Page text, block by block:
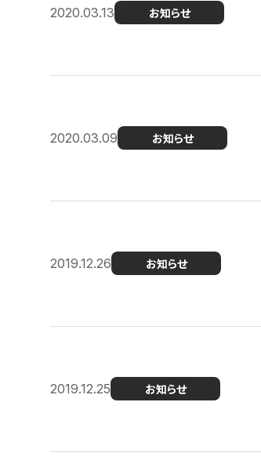
2020.03.13 お知らせ
2020.03.09 お知らせ
2019.12.26 お知らせ
2019.12.25 お知らせ